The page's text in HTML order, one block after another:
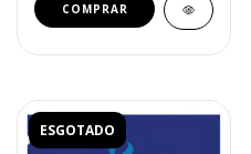
ESGOTADO